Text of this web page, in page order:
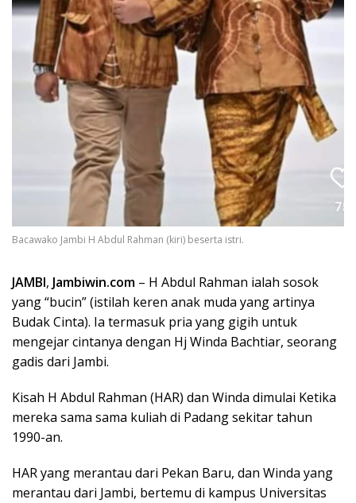
Bacawako Jambi H Abdul Rahman (kiri) beserta istri.
JAMBI, Jambiwin.com – H Abdul Rahman ialah sosok
yang “bucin” (istilah keren anak muda yang artinya
Budak Cinta). Ia termasuk pria yang gigih untuk
mengejar cintanya dengan Hj Winda Bachtiar, seorang
gadis dari Jambi.
Kisah H Abdul Rahman (HAR) dan Winda dimulai Ketika
mereka sama sama kuliah di Padang sekitar tahun
1990-an.
HAR yang merantau dari Pekan Baru, dan Winda yang
merantau dari Jambi, bertemu di kampus Universitas